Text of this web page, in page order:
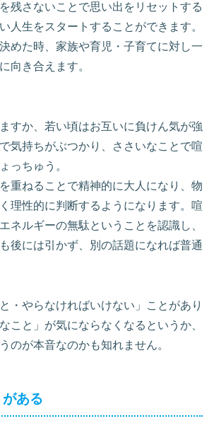
残さないことで思い出をリセットする
人生をスタートすることができます。
めた時、家族や育児・子育てに対し一
向き合えます。
すか、若い頃はお互いに負けん気が強
気持ちがぶつかり、ささいなことで喧
っちゅう。
重ねることで精神的に大人になり、物
理性的に判断するようになります。喧
ネルギーの無駄ということを認識し、
後には引かず、別の話題になれば普通
・やらなければいけない」ことがあり
こと」が気にならなくなるというか、
のが本音なのかも知れません。
ある